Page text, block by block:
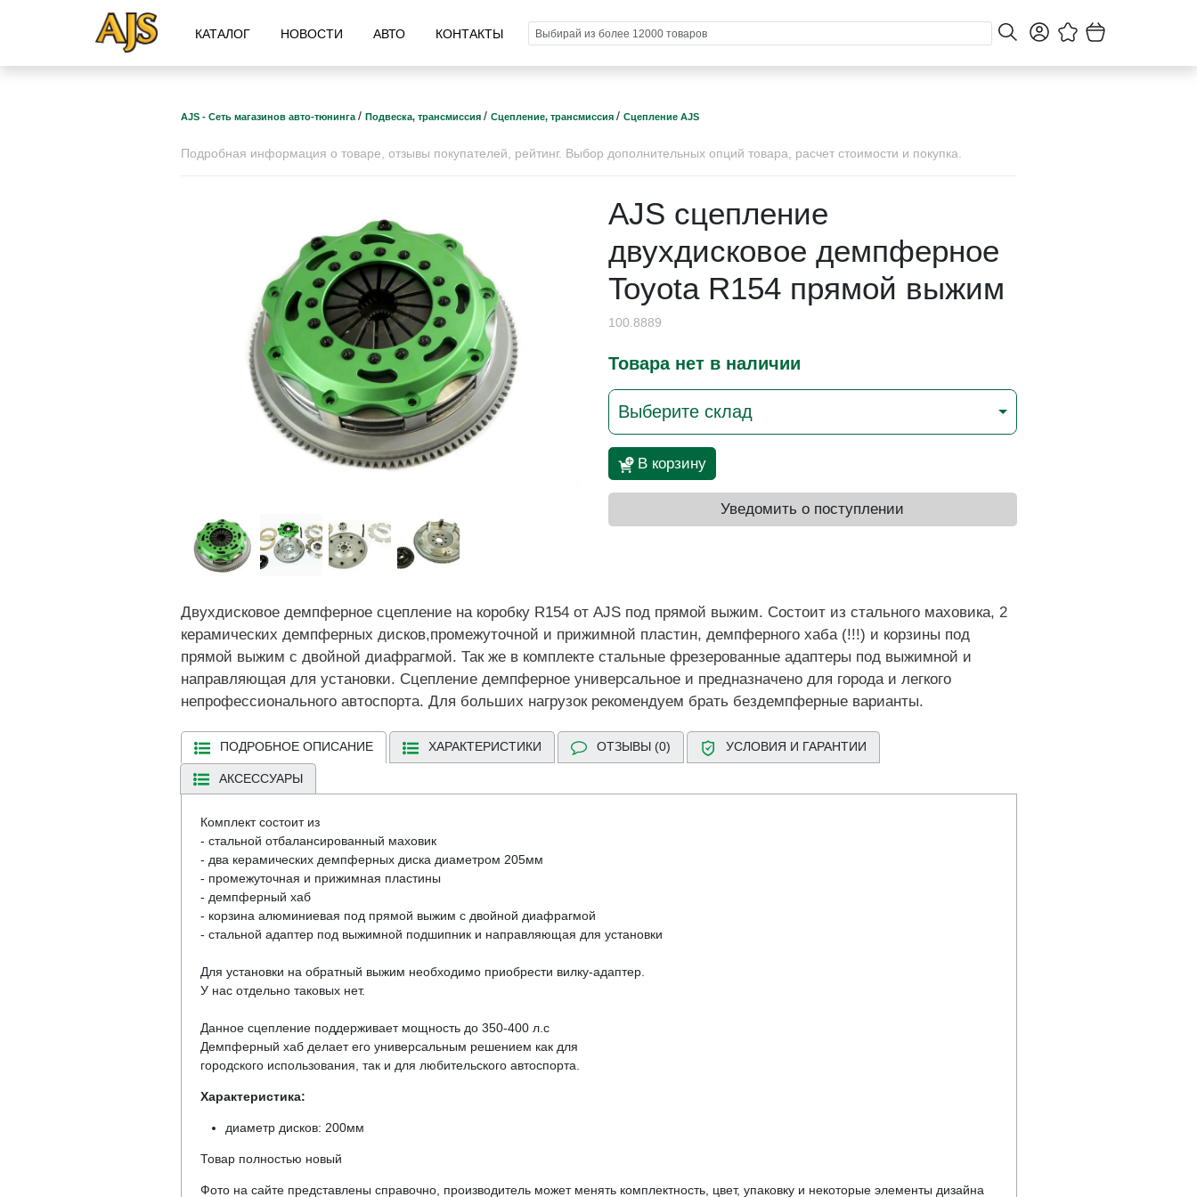
КАТАЛОГ НОВОСТИ АВТО КОНТАКТЫ
AJS - Сеть магазинов авто-тюнинга / Подвеска, трансмиссия / Сцепление, трансмиссия / Сцепление AJS
Подробная информация о товаре, отзывы покупателей, рейтинг. Выбор дополнительных опций товара, расчет стоимости и покупка.
AJS сцепление
двухдисковое демпферное
Toyota R154 прямой выжим
100.8889
Товара нет в наличии
Выберите склад
В корзину
Уведомить о поступлении
Двухдисковое демпферное сцепление на коробку R154 от AJS под прямой выжим. Состоит из стального маховика, 2
керамических демпферных дисков,промежуточной и прижимной пластин, демпферного хаба (!!!) и корзины под
прямой выжим с двойной диафрагмой. Так же в комплекте стальные фрезерованные адаптеры под выжимной и
направляющая для установки. Сцепление демпферное универсальное и предназначено для города и легкого
непрофессионального автоспорта. Для больших нагрузок рекомендуем брать бездемпферные варианты.
ПОДРОБНОЕ ОПИСАНИЕ ХАРАКТЕРИСТИКИ ОТЗЫВЫ (0) УСЛОВИЯ И ГАРАНТИИ
АКСЕССУАРЫ
Комплект состоит из
- стальной отбалансированный маховик
- два керамических демпферных диска диаметром 205мм
- промежуточная и прижимная пластины
- демпферный хаб
- корзина алюминиевая под прямой выжим с двойной диафрагмой
- стальной адаптер под выжимной подшипник и направляющая для установки
Для установки на обратный выжим необходимо приобрести вилку-адаптер.
У нас отдельно таковых нет.
Данное сцепление поддерживает мощность до 350-400 л.с
Демпферный хаб делает его универсальным решением как для
городского использования, так и для любительского автоспорта.
Характеристика:
диаметр дисков: 200мм
Товар полностью новый
Фото на сайте представлены справочно, производитель может менять комплектность, цвет, упаковку и некоторые элементы дизайна